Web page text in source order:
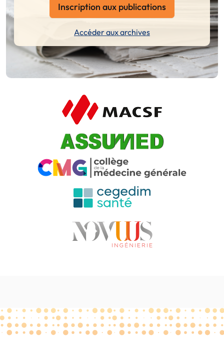
Inscription aux publications
Accéder aux archives